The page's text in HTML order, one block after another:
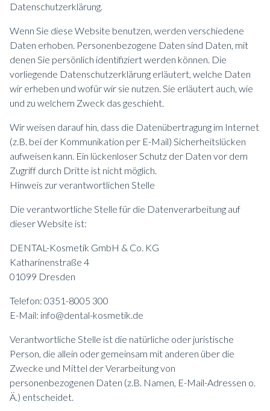
Datenschutzerklärung.
Wenn Sie diese Website benutzen, werden verschiedene
Daten erhoben. Personenbezogene Daten sind Daten, mit
denen Sie persönlich identifiziert werden können. Die
vorliegende Datenschutzerklärung erläutert, welche Daten
wir erheben und wofür wir sie nutzen. Sie erläutert auch, wie
und zu welchem Zweck das geschieht.
Wir weisen darauf hin, dass die Datenübertragung im Internet
(z.B. bei der Kommunikation per E-Mail) Sicherheitslücken
aufweisen kann. Ein lückenloser Schutz der Daten vor dem
Zugriff durch Dritte ist nicht möglich.
Hinweis zur verantwortlichen Stelle
Die verantwortliche Stelle für die Datenverarbeitung auf
dieser Website ist:
DENTAL-Kosmetik GmbH & Co. KG
Katharinenstraße 4
01099 Dresden
Telefon: 0351-8005 300
E-Mail: info@dental-kosmetik.de
Verantwortliche Stelle ist die natürliche oder juristische
Person, die allein oder gemeinsam mit anderen über die
Zwecke und Mittel der Verarbeitung von
personenbezogenen Daten (z.B. Namen, E-Mail-Adressen o.
Ä.) entscheidet.